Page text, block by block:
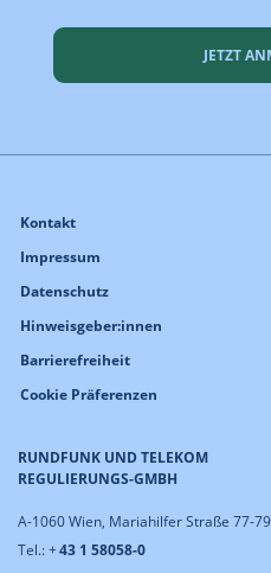
JETZT
RUNDFUNK UND TELEKOM
REGULIERUNGS-GMBH
A-1060 Wien, Mariahilfer Straße 77-79
Tel.: +43 1 58058-0
Kontakt
Impressum
Datenschutz
Hinweisgeber:innen
Barrierefreiheit
Cookie Präferenzen